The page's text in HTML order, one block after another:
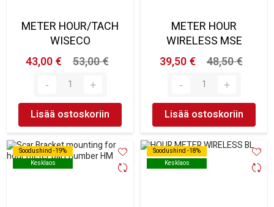
METER HOUR/TACH
WISECO
43,00 €
53,00 €
Lisää ostoskoriin
METER HOUR
WIRELESS MSE
39,50 €
48,50 €
Lisää ostoskoriin
Soodushind -19%
Kesklaos
Soodushind -19%
Kesklaos
Soodushind -18%
Kesklaos
Soodushind -18%
Kesklaos